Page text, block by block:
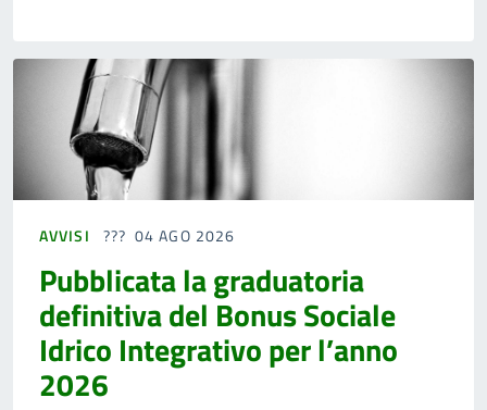
AVVISI 04 AGO 2026
Pubblicata la graduatoria
definitiva del Bonus Sociale
Idrico Integrativo per l’anno
2026